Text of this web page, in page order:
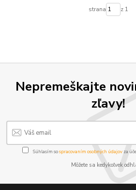
strana z 1
Nepremeškajte
zľavy!
Súhlasím sospracovaním osobných údajov za
Môžete sa kedykoľvek